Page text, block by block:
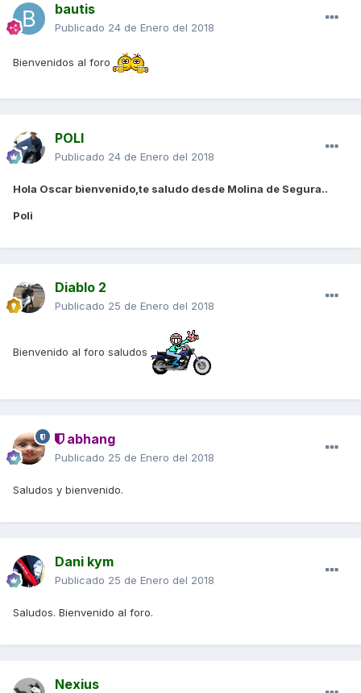
bautis
Publicado 24 de Enero del 2018
Bienvenidos al foro
POLI
Publicado 24 de Enero del 2018
Hola Oscar bienvenido,te saludo desde Molina de Segura..
Poli
Diablo 2
Publicado 25 de Enero del 2018
Bienvenido al foro saludos
abhang
Publicado 25 de Enero del 2018
Saludos y bienvenido.
Dani kym
Publicado 25 de Enero del 2018
Saludos. Bienvenido al foro.
Nexius